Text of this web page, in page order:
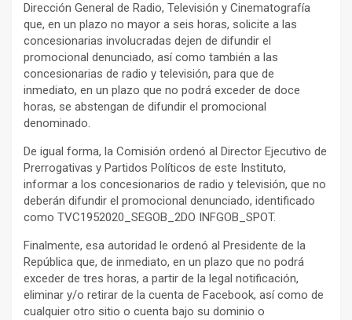
Dirección General de Radio, Televisión y Cinematografía
que, en un plazo no mayor a seis horas, solicite a las
concesionarias involucradas dejen de difundir el
promocional denunciado, así como también a las
concesionarias de radio y televisión, para que de
inmediato, en un plazo que no podrá exceder de doce
horas, se abstengan de difundir el promocional
denominado.
De igual forma, la Comisión ordenó al Director Ejecutivo de
Prerrogativas y Partidos Políticos de este Instituto,
informar a los concesionarios de radio y televisión, que no
deberán difundir el promocional denunciado, identificado
como TVC1952020_SEGOB_2DO INFGOB_SPOT.
Finalmente, esa autoridad le ordenó al Presidente de la
República que, de inmediato, en un plazo que no podrá
exceder de tres horas, a partir de la legal notificación,
eliminar y/o retirar de la cuenta de Facebook, así como de
cualquier otro sitio o cuenta bajo su dominio o